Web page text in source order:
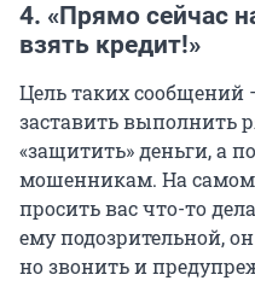
4. «Прямо сейчас
взять кредит!»
Цель таких
заставить выполнить
«защитить» деньги, а
мошенникам. На самом
просить вас что-то
ему подозрительной,
но звонить и